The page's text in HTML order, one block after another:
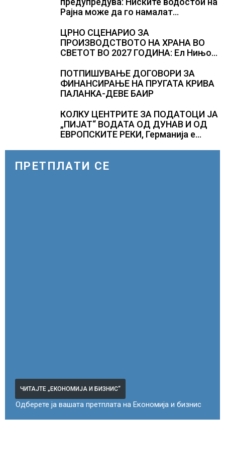
Рајна може да го намалат
ЦРНО СЦЕНАРИО ЗА
ПРОИЗВОДСТВОТО НА ХРАНА ВО
СВЕТОТ ВО 2027 ГОДИНА: Ел Нињо
милиони луѓе во акутен глад
ПОТПИШУВАЊЕ ДОГОВОРИ ЗА
ФИНАНСИРАЊЕ НА ПРУГАТА КРИВА
ПАЛАНКА-ДЕВЕ БАИР
КОЛКУ ЦЕНТРИТЕ ЗА ПОДАТОЦИ ЈА
„ПИЈАТ“ ВОДАТА ОД ДУНАВ И ОД
ЕВРОПСКИТЕ РЕКИ, Германија е
ПРЕТПЛАТИ СЕ
ЧИТАЈТЕ „ЕКОНОМИЈА И БИЗНИС“
Одберете ја вашата претплата на Економија и бизнис